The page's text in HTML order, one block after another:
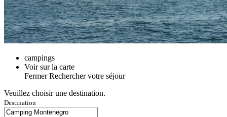
campings
Voir sur la carte
Fermer Rechercher votre séjour
Veuillez choisir une destination.
Destination